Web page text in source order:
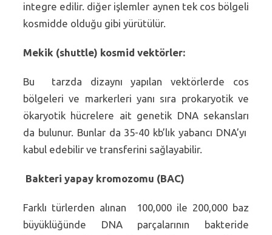
integre edilir. diğer işlemler aynen tek cos bölgeli
kosmidde olduğu gibi yürütülür.
Mekik (shuttle) kosmid vektörler:
Bu tarzda dizaynı yapılan vektörlerde cos
bölgeleri ve markerleri yanı sıra prokaryotik ve
ökaryotik hücrelere ait genetik DNA sekansları
da bulunur. Bunlar da 35-40 kb’lık yabancı DNA’yı
kabul edebilir ve transferini sağlayabilir.
Bakteri yapay kromozomu (BAC)
Farklı türlerden alınan 100,000 ile 200,000 baz
büyüklüğünde DNA parçalarının bakteride